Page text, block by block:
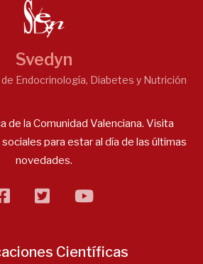
Svedyn
Endocrinología, Diabetes y Nutrición
de la Comunidad Valenciana. Visita
para estar al día de las últimas
novedades.
facebooktwitterflickr
Científicas